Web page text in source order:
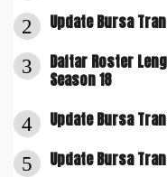
2 Update Bursa
3
Daftar Roster
Season 18
4 Update Bursa
5 Update Bursa